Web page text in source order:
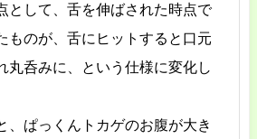
として、舌を伸ばされた時点で
ものが、舌にヒットすると口元
丸呑みに、という仕様に変化し
、ぱっくんトカゲのお腹が大き